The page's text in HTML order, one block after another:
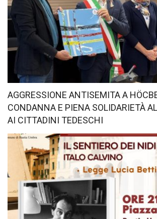
AGGRESSIONE ANTISEMITA A
CONDANNA E PIENA SOLIDARIETÀ
AI CITTADINI TEDESCHI